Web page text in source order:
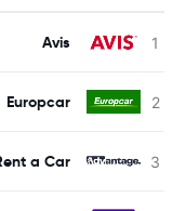
Avis
Europcar
a Car